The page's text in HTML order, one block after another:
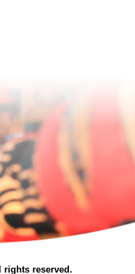
rights reserved.